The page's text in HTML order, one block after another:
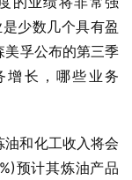
少数几个具有盈
美孚公布的第三季
增长，哪些业务
和化工收入将会
预计其炼油产品